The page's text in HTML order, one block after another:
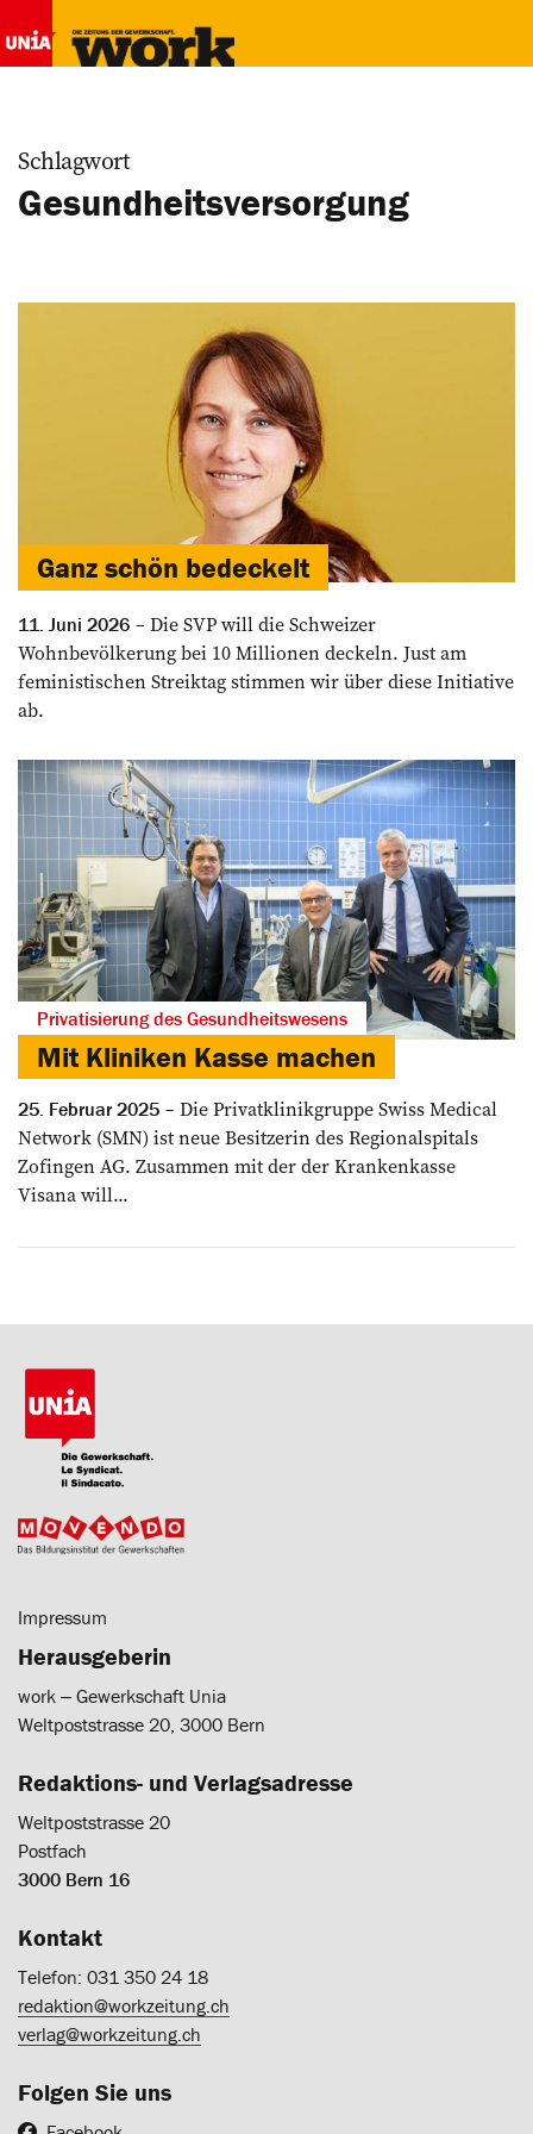
Schlagwort
Gesundheitsversorgung
Ganz schön ­bedeckelt
11. Juni 2026
Die SVP will die Schweizer
Wohnbevölkerung bei 10 Millionen deckeln. Just am
feministischen Streiktag stimmen wir über diese Initiative
ab.
Privatisierung des Gesundheitswesens
Mit Kliniken Kasse machen
25. Februar 2025
Die Privatklinikgruppe Swiss Medical
Network (SMN) ist neue Besitzerin des Regionalspitals
Zofingen AG. Zusammen mit der der Krankenkasse
Visana will...
Impressum
Herausgeberin
work ‒ Gewerkschaft Unia
Weltpoststrasse 20, 3000 Bern
Redaktions- und Verlagsadresse
Weltpoststrasse 20
Postfach
3000 Bern 16
Kontakt
Telefon: 031 350 24 18
redaktion@workzeitung.ch
verlag@workzeitung.ch
Folgen Sie uns